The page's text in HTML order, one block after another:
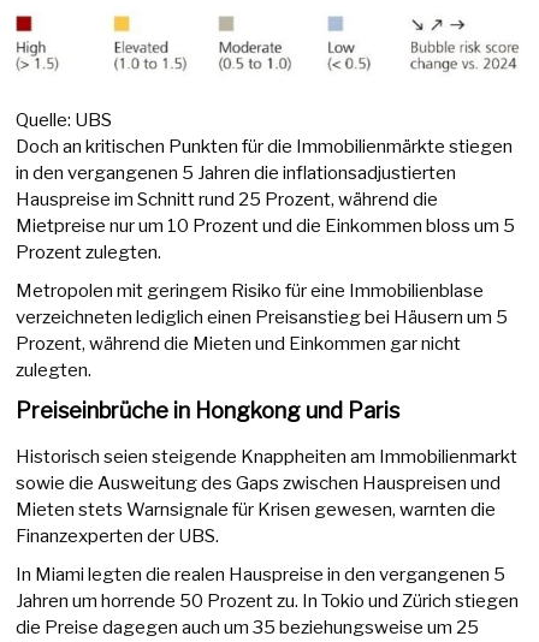
Quelle: UBS
Doch an kritischen Punkten für die Immobilienmärkte stiegen
in den vergangenen 5 Jahren die inflationsadjustierten
Hauspreise im Schnitt rund 25 Prozent, während die
Mietpreise nur um 10 Prozent und die Einkommen bloss um 5
Prozent zulegten.
Metropolen mit geringem Risiko für eine Immobilienblase
verzeichneten lediglich einen Preisanstieg bei Häusern um 5
Prozent, während die Mieten und Einkommen gar nicht
zulegten.
Preiseinbrüche in Hongkong und Paris
Historisch seien steigende Knappheiten am Immobilienmarkt
sowie die Ausweitung des Gaps zwischen Hauspreisen und
Mieten stets Warnsignale für Krisen gewesen, warnten die
Finanzexperten der UBS.
In Miami legten die realen Hauspreise in den vergangenen 5
Jahren um horrende 50 Prozent zu. In Tokio und Zürich stiegen
die Preise dagegen auch um 35 beziehungsweise um 25